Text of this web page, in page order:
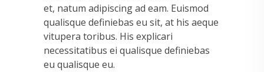
et, natum adipiscing ad eam. Euismod
qualisque definiebas eu sit, at his aeque
vitupera toribus. His explicari
necessitatibus ei qualisque definiebas
eu qualisque eu.